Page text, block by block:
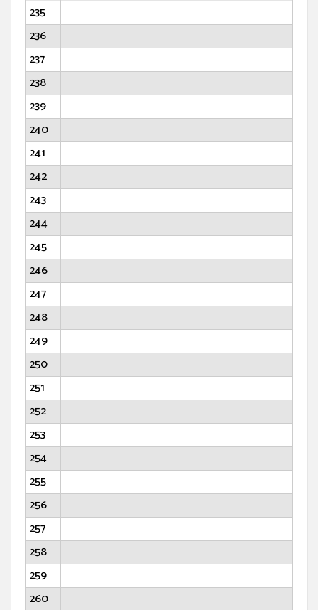
235
236
237
238
239
240
241
242
243
244
245
246
247
248
249
250
251
252
253
254
255
256
257
258
259
260